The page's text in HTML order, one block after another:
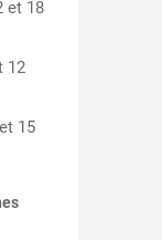
et 18
12
15